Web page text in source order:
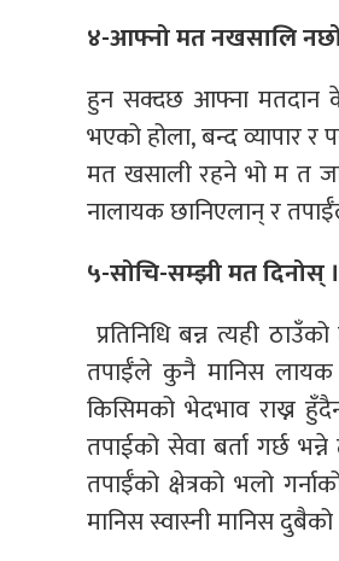
४-आफ्नो मत नखसालि
हुन सक्दछ आफ्ना मतदान
भएको होला, बन्द व्यापार
मत खसाली रहने भो म त
नालायक छानिएलान् र
५-सोचि-सम्झी मत दिनोस् ।
प्रतिनिधि बन्न त्यही
तपाईँले कुनै मानिस लायक
किसिमको भेदभाव राख्न
तपाईको सेवा बर्ता गर्छ
तपाईँको क्षेत्रको भलो
मानिस स्वास्नी मानिस